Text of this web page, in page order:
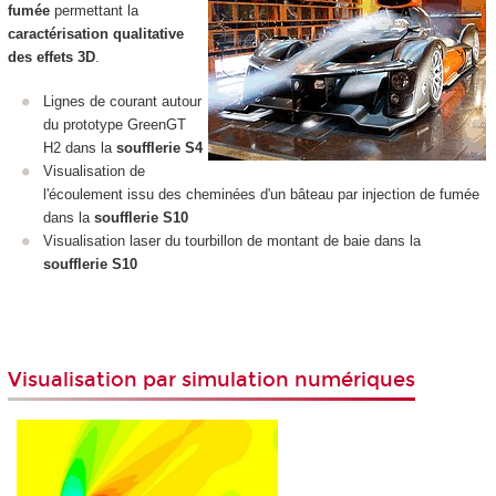
fuméepermettant la
caractérisation qualitative
des effets 3D.
Lignes de courant autour
du prototype GreenGT
H2 dans la soufflerie S4
Visualisation de
l'écoulement issu des cheminées d'un bâteau par injection de fumée
dans la soufflerie S10
Visualisation laser du tourbillon de montant de baie dans la
soufflerie S10
Visualisation par simulation numériques